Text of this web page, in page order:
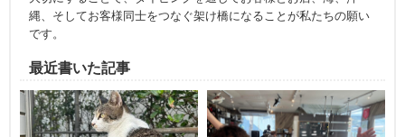
縄、そしてお客様同士をつなぐ架け橋になることが私たちの願い
です。
最近書いた記事